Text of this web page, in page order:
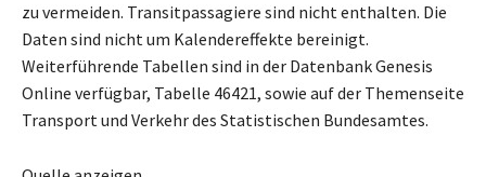
zu vermeiden. Transitpassagiere sind nicht enthalten. Die
Daten sind nicht um Kalendereffekte bereinigt.
Weiterführende Tabellen sind in der Datenbank Genesis
Online verfügbar, Tabelle 46421, sowie auf der Themenseite
Transport und Verkehr des Statistischen Bundesamtes.